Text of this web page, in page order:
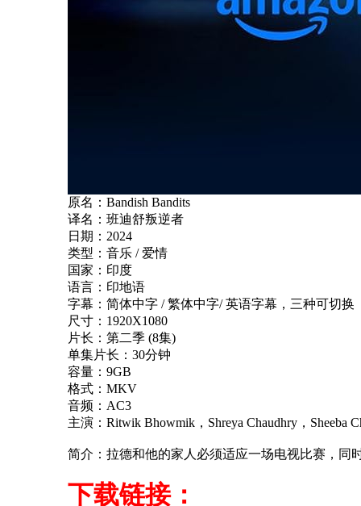
原名：Bandish Bandits
译名：班迪舒叛逆者
日期：2024
类型：音乐 / 爱情
国家：印度
语言：印地语
字幕：简体中字 / 繁体中字/ 英语字幕，三种可切换
尺寸：1920X1080
片长：第二季 (8集)
单集片长：30分钟
容量：9GB
格式：MKV
音频：AC3
主演：Ritwik Bhowmik，Shreya Chaudhry，Sheeba
简介：拉德和他的家人必须适应一场电视比赛，同
下载链接：